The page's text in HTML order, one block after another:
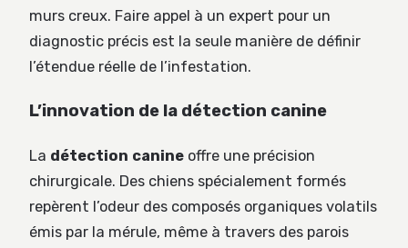
murs creux. Faire appel à un expert pour un
diagnostic précis est la seule manière de définir
l’étendue réelle de l’infestation.
L’innovation de la détection canine
La détection canine offre une précision
chirurgicale. Des chiens spécialement formés
repèrent l’odeur des composés organiques volatils
émis par la mérule, même à travers des parois